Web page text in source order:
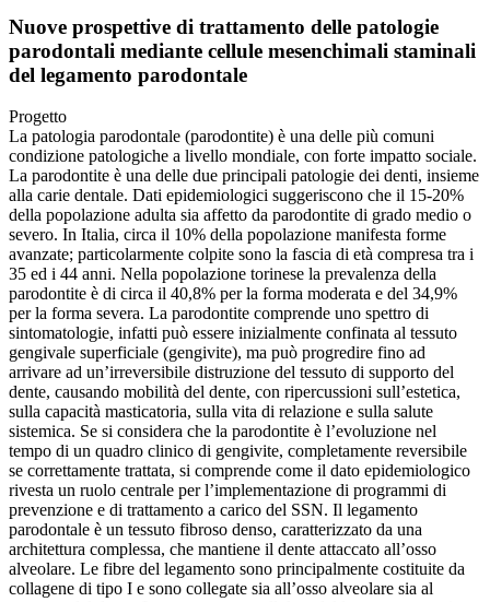
Nuove prospettive di trattamento delle patologie
parodontali mediante cellule mesenchimali staminali
del legamento parodontale
Progetto
La patologia parodontale (parodontite) è una delle più comuni
condizione patologiche a livello mondiale, con forte impatto sociale.
La parodontite è una delle due principali patologie dei denti, insieme
alla carie dentale. Dati epidemiologici suggeriscono che il 15-20%
della popolazione adulta sia affetto da parodontite di grado medio o
severo. In Italia, circa il 10% della popolazione manifesta forme
avanzate; particolarmente colpite sono la fascia di età compresa tra i
35 ed i 44 anni. Nella popolazione torinese la prevalenza della
parodontite è di circa il 40,8% per la forma moderata e del 34,9%
per la forma severa. La parodontite comprende uno spettro di
sintomatologie, infatti può essere inizialmente confinata al tessuto
gengivale superficiale (gengivite), ma può progredire fino ad
arrivare ad un’irreversibile distruzione del tessuto di supporto del
dente, causando mobilità del dente, con ripercussioni sull’estetica,
sulla capacità masticatoria, sulla vita di relazione e sulla salute
sistemica. Se si considera che la parodontite è l’evoluzione nel
tempo di un quadro clinico di gengivite, completamente reversibile
se correttamente trattata, si comprende come il dato epidemiologico
rivesta un ruolo centrale per l’implementazione di programmi di
prevenzione e di trattamento a carico del SSN. Il legamento
parodontale è un tessuto fibroso denso, caratterizzato da una
architettura complessa, che mantiene il dente attaccato all’osso
alveolare. Le fibre del legamento sono principalmente costituite da
collagene di tipo I e sono collegate sia all’osso alveolare sia al